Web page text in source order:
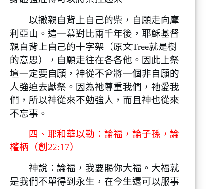
以撒親自背上自己的柴，自願走向摩
利亞山。這一幕對比兩千年後，耶穌基督
親自背上自己的十字架（原文Tree就是樹
的意思），自願走往在各各他。因此上祭
壇一定要自願，神從不會將一個非自願的
人強迫去獻祭。因為祂尊重我們，祂愛我
們，所以神從來不勉強人，而且神也從來
不忘事。
四、耶和華以勒：論福，論子孫，論
權柄（創22:17）
神說：論福，我要賜你大福。大福就
是我們不單得到永生，在今生還可以服事